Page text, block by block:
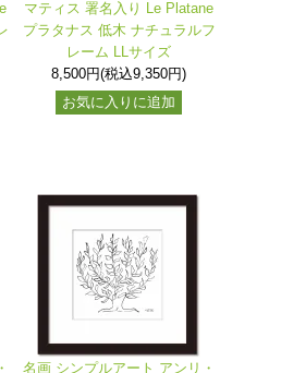
マティス 署名入り Le Platane
プラタナス 低木 ナチュラルフ
レーム LLサイズ
8,500円(税込9,350円)
お気に入りに追加
名画 シンプルアート アンリ・